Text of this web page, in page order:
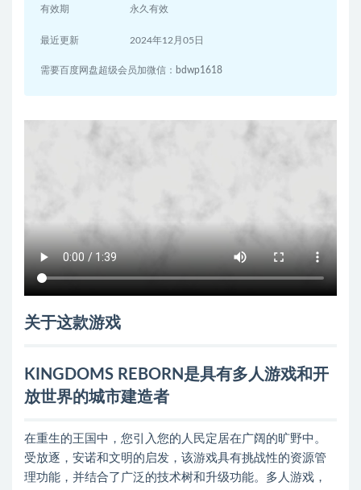
有效期 永久有效
最近更新 2024年12月05日
需要百度网盘超级会员加微信：bdwp1618
关于这款游戏
KINGDOMS REBORN是具有多人游戏和开
放世界的城市建造者
在重生的王国中，您引入您的人民定居在广阔的旷野中。
受放逐，安诺和文明的启发，该游戏具有挑战性的资源管
理功能，并结合了广泛的技术树和升级功能。多人游戏，